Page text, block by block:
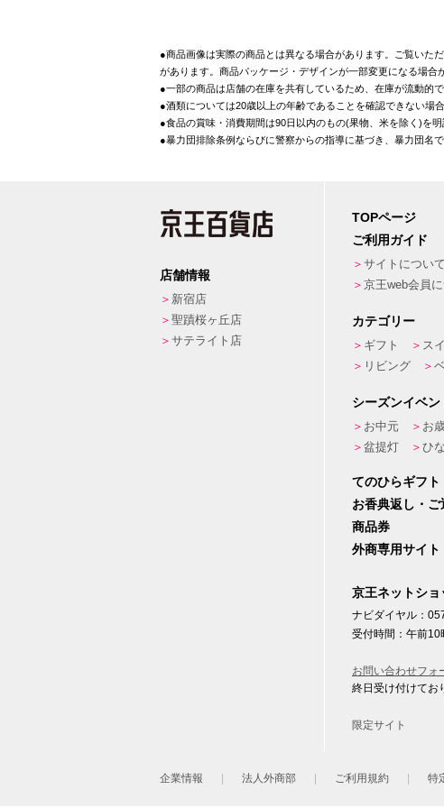
●商品画像は実際の商品とは異なる場合があります。ご覧いた
があります。商品パッケージ・デザインが一部変更になる場合
●一部の商品は店舗の在庫を共有しているため、在庫が流動的
●酒類については20歳以上の年齢であることを確認できない場
●食品の賞味・消費期間は90日以内のもの(果物、米を除く)を
●暴力団排除条例ならびに警察からの指導に基づき、暴力団名
店舗情報
新宿店
聖蹟桜ヶ丘店
サテライト店
TOPページ
ご利用ガイド
サイトについて
京王web会員
カテゴリー
ギフト ス
リビング
シーズンイベン
お中元 お
盆提灯
ひ
てのひらギフト
お香典返し・ご
商品券
外商専用サイト
京王ネットシ
ナビダイヤル：
受付時間：午前10
お問い合わせフォ
終日受け付けてお
限定サイト
企業情報 法人外商部 ご利用規約 特